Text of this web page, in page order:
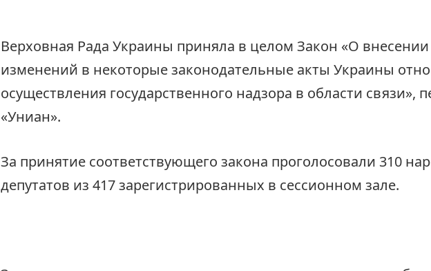
Верховная Рада Украины приняла в целом Закон «О внесении
изменений в некоторые законодательные акты Украины
осуществления государственного надзора в области связи»,
«Униан».
За принятие соответствующего закона проголосовали 310
депутатов из 417 зарегистрированных в сессионном зале.